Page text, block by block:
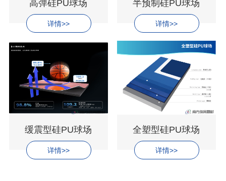
高弹硅PU球场
详情>>
半预制硅PU球场
详情>>
缓震型硅PU球场
详情>>
全塑型硅PU球场
详情>>